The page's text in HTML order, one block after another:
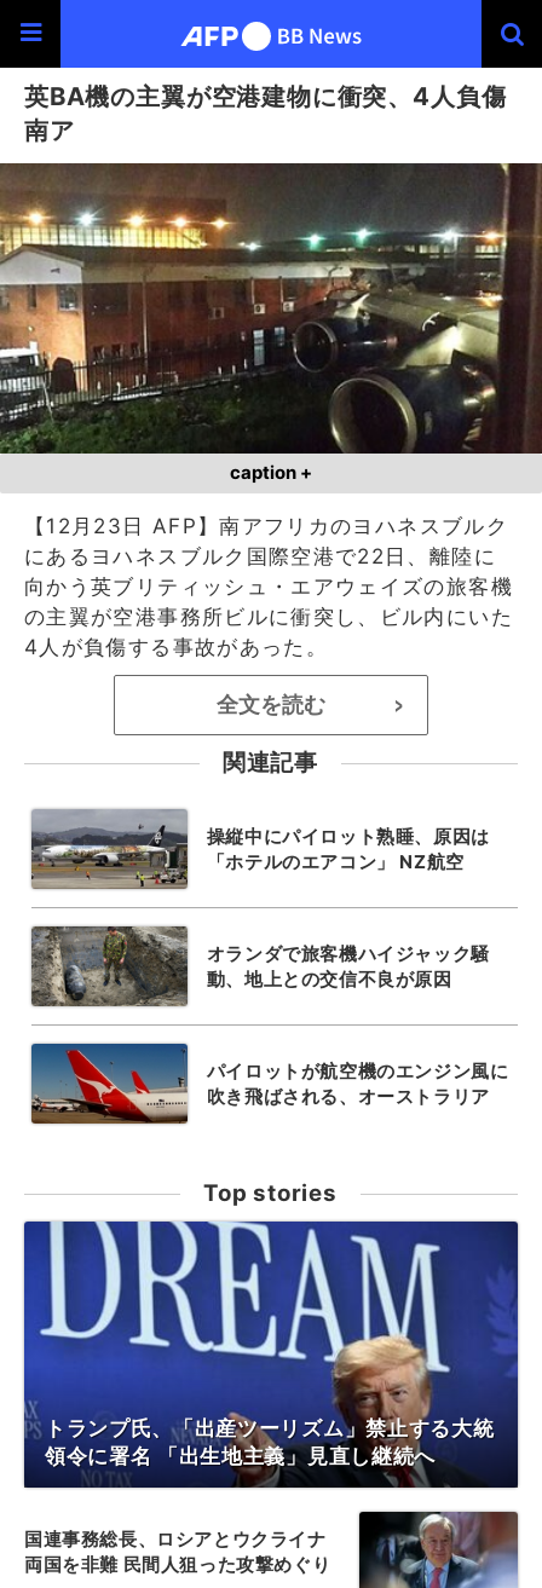
英BA機の主翼が空港建物に衝突、4人負傷
南ア
caption +
【12月23日 AFP】南アフリカのヨハネスブルク
にあるヨハネスブルク国際空港で22日、離陸に
向かう英ブリティッシュ・エアウェイズの旅客機
の主翼が空港事務所ビルに衝突し、ビル内にいた
4人が負傷する事故があった。
全文を読む >
関連記事
操縦中にパイロット熟睡、原因は
「ホテルのエアコン」 NZ航空
オランダで旅客機ハイジャック騒
動、地上との交信不良が原因
パイロットが航空機のエンジン風に
吹き飛ばされる、オーストラリア
Top stories
トランプ氏、「出産ツーリズム」禁止する大統
領令に署名 「出生地主義」見直し継続へ
国連事務総長、ロシアとウクライナ
両国を非難 民間人狙った攻撃めぐり